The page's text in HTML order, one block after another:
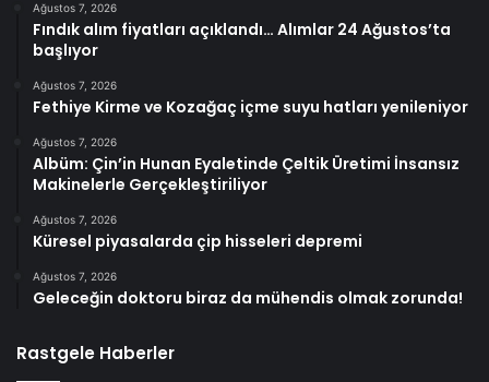
Ağustos 7, 2026
Fındık alım fiyatları açıklandı… Alımlar 24 Ağustos’ta
başlıyor
Ağustos 7, 2026
Fethiye Kirme ve Kozağaç içme suyu hatları yenileniyor
Ağustos 7, 2026
Albüm: Çin’in Hunan Eyaletinde Çeltik Üretimi İnsansız
Makinelerle Gerçekleştiriliyor
Ağustos 7, 2026
Küresel piyasalarda çip hisseleri depremi
Ağustos 7, 2026
Geleceğin doktoru biraz da mühendis olmak zorunda!
Rastgele Haberler